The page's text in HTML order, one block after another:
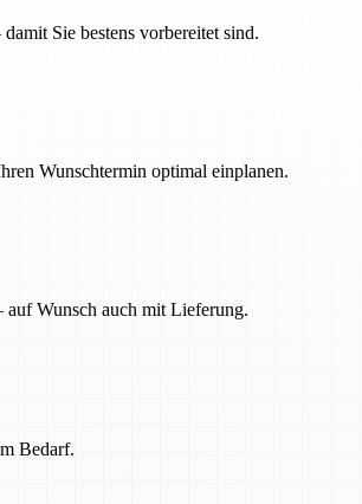
Sie bestens vorbereitet sind.
Wunschtermin optimal einplanen.
Wunsch auch mit Lieferung.
Bedarf.